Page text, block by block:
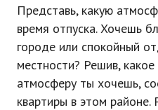
Представь, какую
время отпуска. Хочешь
городе или спокойный
местности? Решив,
атмосферу ты хочешь,
квартиры в этом